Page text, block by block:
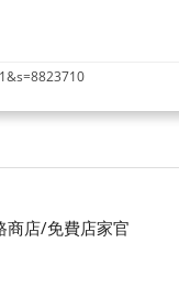
商店/免費店家官